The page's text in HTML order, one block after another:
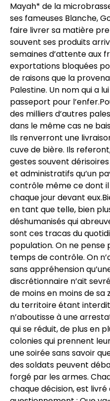
Mayah* de la
ses fameuses Blanche,
faire livrer sa matière
souvent ses produits
semaines d’attente aux
exportations bloquées
de raisons que la
Palestine. Un nom qui a
passeport pour
des milliers d’autres
dans le même cas ne
Ils renverront une
cuve de bière. Ils
gestes souvent
et administratifs qu’un
contrôle même ce dont il
chaque jour devant
en tant que telle, bien
déshumanisés qui
sont ces tracas du
population. On ne pense
temps de contrôle. On
sans appréhension
discrétionnaire n’ait
de moins en moins de sa
du territoire étant
n’aboutisse à une
qui se réduit, de plus en
colonies qui prennent
une soirée sans savoir
des soldats peuvent
forgé par les armes.
chaque décision, est